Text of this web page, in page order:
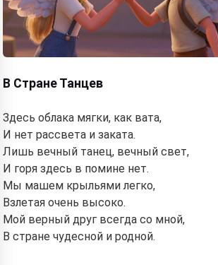
В Стране Танцев
Здесь облака мягки, как вата,
И нет рассвета и заката.
Лишь вечный танец, вечный свет,
И горя здесь в помине нет.
Мы машем крыльями легко,
Взлетая очень высоко.
Мой верный друг всегда со мной,
В стране чудесной и родной.